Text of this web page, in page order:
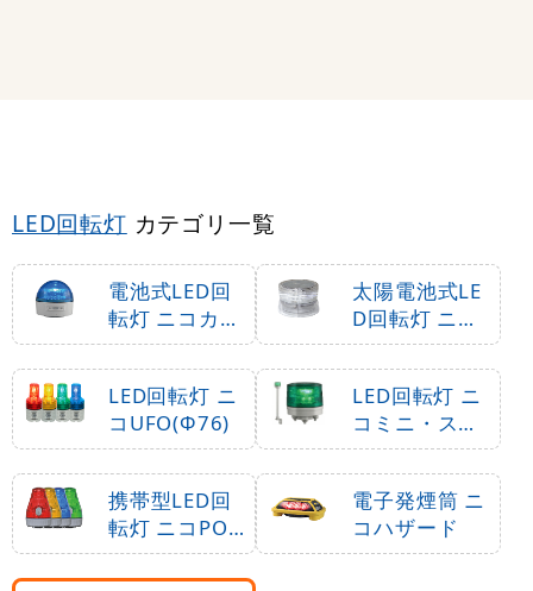
LED回転灯 カテゴリ一覧
電池式LED回
転灯 ニコカプ
セル(Φ118)
太陽電池式LE
D回転灯 ニコ
ソーラー(105
Φ)
LED回転灯 ニ
コUFO(Φ76)
LED回転灯 ニ
コミニ・スリ
ム(Φ45)
携帯型LED回
転灯 ニコPOT
(Φ84)
電子発煙筒 ニ
コハザード